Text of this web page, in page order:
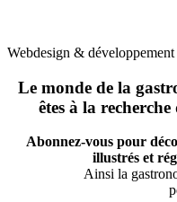
Webdesign & développement
Le monde de la
êtes à la
Abonnez-vous pour
illustrés et
Ainsi la